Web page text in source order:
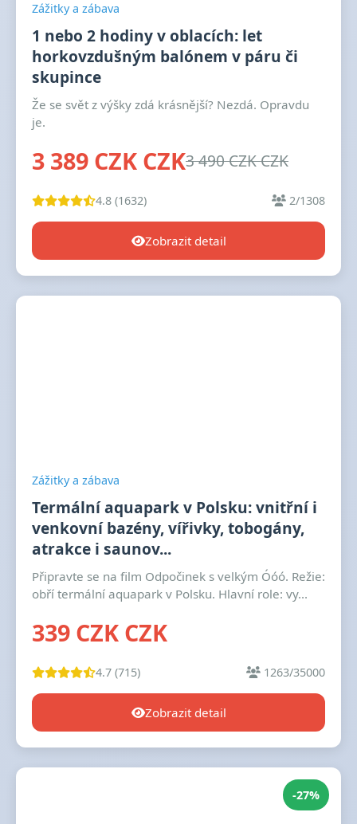
Zážitky a zábava
1 nebo 2 hodiny v oblacích: let
horkovzdušným balónem v páru či
skupince
Že se svět z výšky zdá krásnější? Nezdá. Opravdu
je.
3 389 CZK CZK3 490 CZK CZK
4.8 (1632) 2/1308
Zobrazit detail
Zážitky a zábava
Termální aquapark v Polsku: vnitřní i
venkovní bazény, vířivky, tobogány,
atrakce i saunov...
Připravte se na film Odpočinek s velkým Óóó. Režie:
obří termální aquapark v Polsku. Hlavní role: vy...
339 CZK CZK
4.7 (715) 1263/35000
Zobrazit detail
-27%